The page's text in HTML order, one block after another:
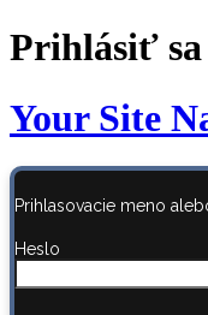
Prihlásiť sa
Your Site
Prihlasovacie meno
Heslo